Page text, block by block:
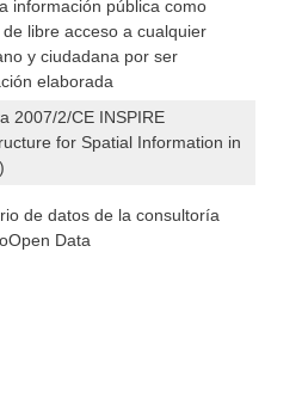
información pública como
libre acceso a cualquier
y ciudadana por ser
elaborada
2007/2/CE INSPIRE
for Spatial Information in
de datos de la consultoría
Data